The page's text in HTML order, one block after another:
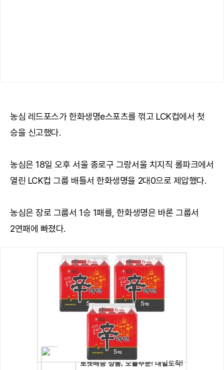
농심 레드포스가 한화생명e스포츠를 꺾고 LCK컵에서 첫
승을 신고했다.
농심은 18일 오후 서울 종로구 그랑서울 치지직 롤파크에서
열린 LCK컵 그룹 배틀서 한화생명을 2대0으로 제압했다.
농심은 장로 그룹서 1승 1패를, 한화생명은 바론 그룹서
2연패에 빠졌다.